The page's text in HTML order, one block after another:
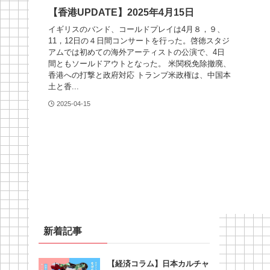
【香港UPDATE】2025年4月15日
イギリスのバンド、コールドプレイは4月８，９、
11，12日の４日間コンサートを行った。啓徳スタジ
アムでは初めての海外アーティストの公演で、4日
間ともソールドアウトとなった。 米関税免除撤廃、
香港への打撃と政府対応 トランプ米政権は、中国本
土と香...
2025-04-15
新着記事
【経済コラム】日本カルチャ